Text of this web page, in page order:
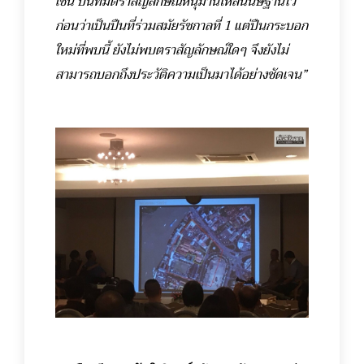
ก่อนว่าเป็นปืนที่ร่วมสมัยรัชกาลที่ 1 แต่ปืนกระบอก
ใหม่ที่พบนี้ ยังไม่พบตราสัญลักษณ์ใดๆ จึงยังไม่
สามารถบอกถึงประวัติความเป็นมาได้อย่างชัดเจน”